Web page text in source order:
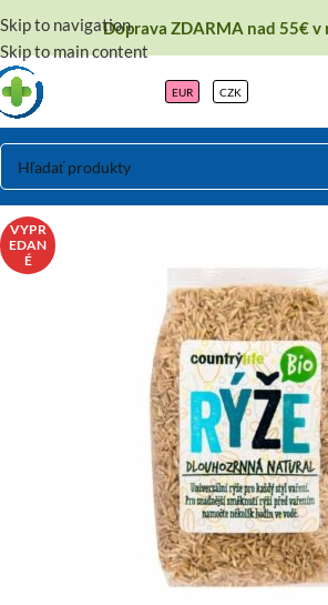
Skip to navigation
Skip to main content
Doprava ZDARMA nad 55€ v
EUR CZK
VYPR
EDAN
É